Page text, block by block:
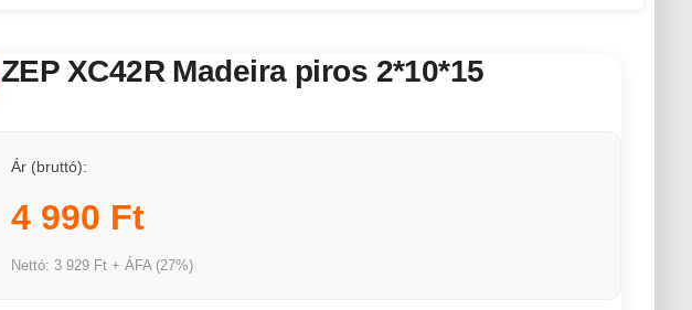
ZEP XC42R Madeira piros 2*10*15
Ár (bruttó):
4 990 Ft
Nettó: 3 929 Ft + ÁFA (27%)